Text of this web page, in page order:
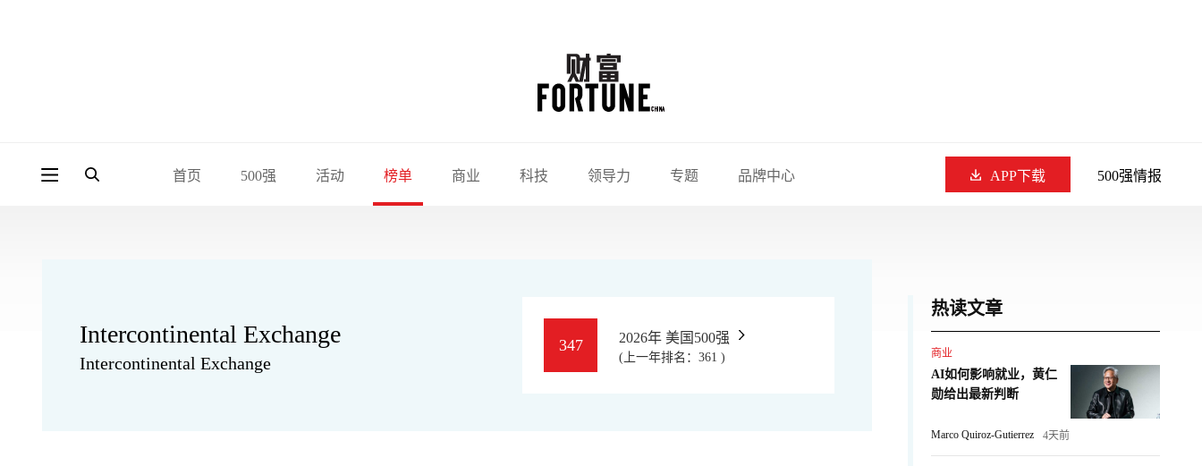
首页 500强 活动 榜单 商业 科技 领导力 专题 品牌中心 APP下载 500强情报
Intercontinental Exchange
Intercontinental Exchange
347 2026年 美国500强
(上一年排名：361 )
热读文章
商业
AI如何影响就业，黄仁
勋给出最新判断
Marco Quiroz-Gutierrez 4天前